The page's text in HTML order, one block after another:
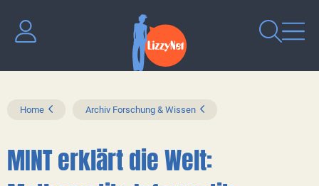
Home Archiv Forschung & Wissen
MINT erklärt die Welt: